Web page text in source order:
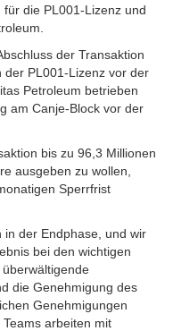
die PL001-Lizenz und
der Transaktion
der PL001-Lizenz vor der
Petroleum betrieben
am Canje-Block vor der
bis zu 96,3 Millionen
ausgeben zu wollen,
Sperrfrist
in der Endphase, und wir
bei den wichtigen
die Genehmigung des
Genehmigungen
arbeiten mit